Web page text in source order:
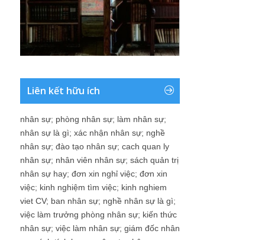
Liên kết hữu ích
nhân sự; phòng nhân sự; làm nhân sự;
nhân sự là gì; xác nhận nhân sự; nghề
nhân sự; đào tạo nhân sự; cach quan ly
nhân sự; nhân viên nhân sự; sách quản trị
nhân sự hay; đơn xin nghỉ việc; đơn xin
việc; kinh nghiệm tìm việc; kinh nghiem
viet CV; ban nhân sự; nghề nhân sự là gì;
việc làm trưởng phòng nhân sự; kiến thức
nhân sự; việc làm nhân sự; giám đốc nhân